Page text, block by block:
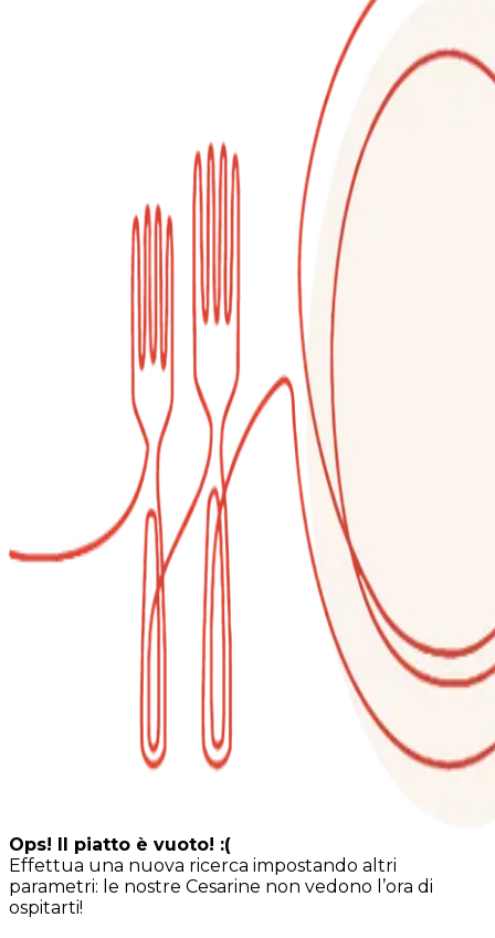
Ops! Il piatto è vuoto! :(
Effettua una nuova ricerca impostando altri
parametri: le nostre Cesarine non vedono l’ora di
ospitarti!